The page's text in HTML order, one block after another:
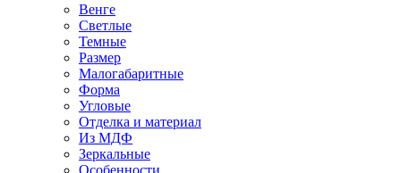
Венге
Светлые
Темные
Размер
Малогабаритные
Форма
Угловые
Отделка и материал
Из МДФ
Зеркальные
Особенности